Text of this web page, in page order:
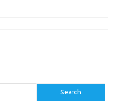
Search